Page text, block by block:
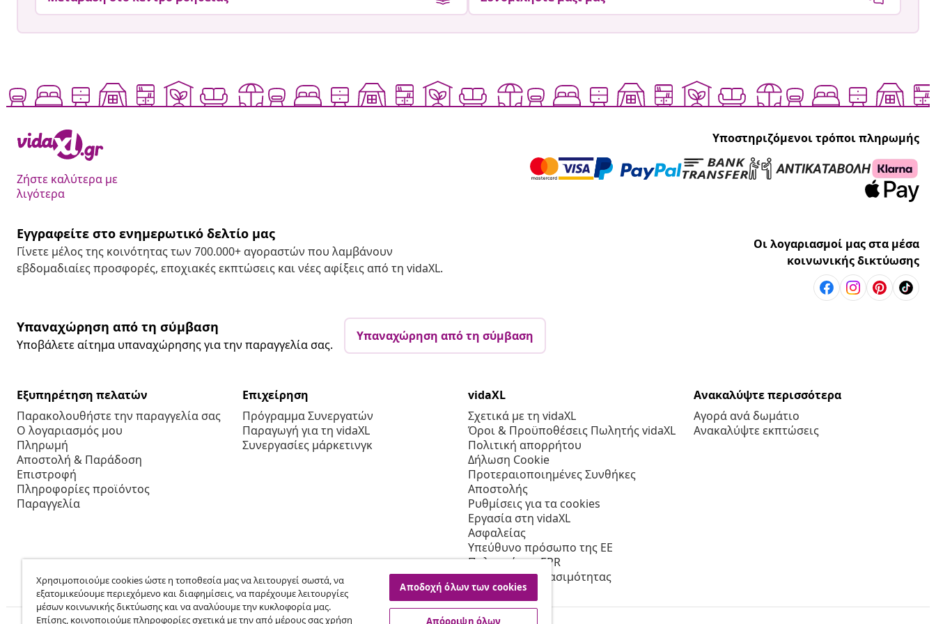
Ζήστε καλύτερα με
λιγότερα
Υποστηριζόμενοι τρόποι πληρωμής
Εγγραφείτε στο ενημερωτικό δελτίο μας
Γίνετε μέλος της κοινότητας των 700.000+ αγοραστών που λαμβάνουν
εβδομαδιαίες προσφορές, εποχιακές εκπτώσεις και νέες αφίξεις από τη vidaXL.
Οι λογαριασμοί μας στα μέσα
κοινωνικής δικτύωσης
Υπαναχώρηση από τη σύμβαση
Υποβάλετε αίτημα υπαναχώρησης για την παραγγελία σας.
Υπαναχώρηση από τη σύμβαση
Εξυπηρέτηση πελατών
Παρακολουθήστε την παραγγελία σας
Ο λογαριασμός μου
Πληρωμή
Αποστολή & Παράδοση
Επιστροφή
Πληροφορίες προϊόντος
Παραγγελία
Επιχείρηση
Πρόγραμμα Συνεργατών
Παραγωγή για τη vidaXL
Συνεργασίες μάρκετινγκ
vidaXL
Σχετικά με τη vidaXL
Όροι & Προϋποθέσεις Πωλητής vidaXL
Πολιτική απορρήτου
Δήλωση Cookie
Προτεραιοποιημένες Συνθήκες
Αποστολής
Ρυθμίσεις για τα cookies
Εργασία στη vidaXL
Ασφαλείας
Υπεύθυνο πρόσωπο της ΕΕ
Πολιτική της EPR
Δήλωση προσβασιμότητας
Ανακαλύψτε περισσότερα
Αγορά ανά δωμάτιο
Ανακαλύψτε εκπτώσεις
Χρησιμοποιούμε cookies ώστε η τοποθεσία μας να λειτουργεί σωστά, να
εξατομικεύουμε περιεχόμενο και διαφημίσεις, να παρέχουμε λειτουργίες
μέσων κοινωνικής δικτύωσης και να αναλύουμε την κυκλοφορία μας.
Επίσης, κοινοποιούμε πληροφορίες σχετικά με την από μέρους σας χρήση
Αποδοχή όλων των cookies
Απόρριψη όλων